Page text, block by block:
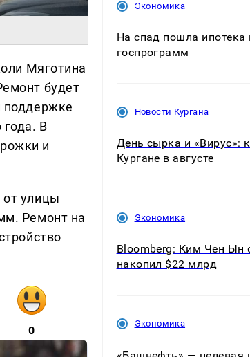
Мяготина
будет
поддержке
года. В
и
от улицы
Ремонт на
0
Экономика
На спад пошла ипотека
госпрограмм
Новости Кургана
День сырка и «Вирус»:
Кургане в августе
Экономика
Bloomberg: Ким Чен Ын
накопил $22 млрд
Экономика